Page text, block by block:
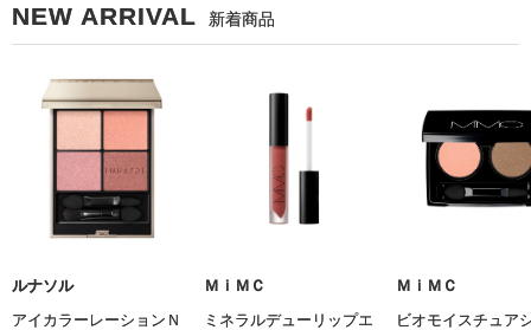
NEW ARRIVAL 新着商品
ルナソル
アイカラーレーションＮ
ＭｉＭＣ
ミネラルデューリップエ
ＭｉＭＣ
ビオモイスチュア